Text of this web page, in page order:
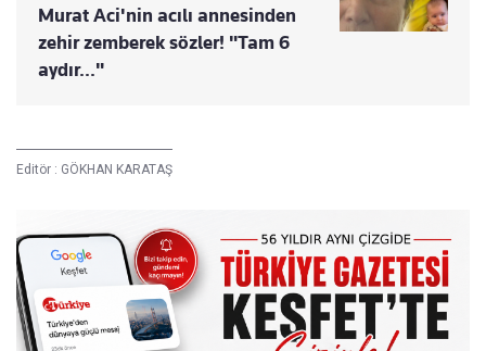
Murat Aci'nin acılı annesinden
zehir zemberek sözler! "Tam 6
aydır..."
Editör : GÖKHAN KARATAŞ